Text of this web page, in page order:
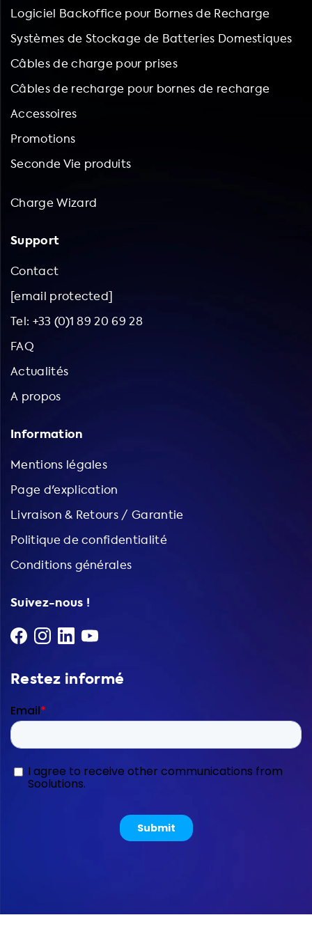
Logiciel Backoffice pour Bornes de Recharge
Systèmes de Stockage de Batteries Domestiques
Câbles de charge pour prises
Câbles de recharge pour bornes de recharge
Accessoires
Promotions
Seconde Vie produits
Charge Wizard
Support
Contact
[email protected]
Tel: +33 (0)1 89 20 69 28
FAQ
Actualités
A propos
Information
Mentions légales
Page d'explication
Livraison & Retours / Garantie
Politique de confidentialité
Conditions générales
Suivez-nous !
Restez informé